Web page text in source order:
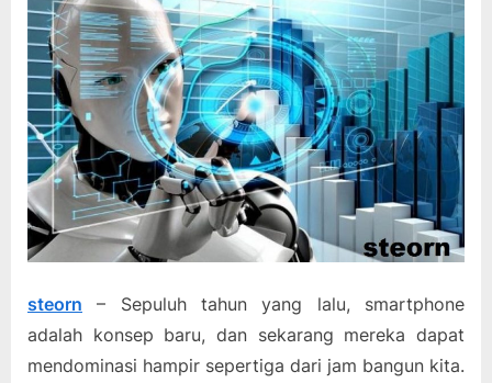
steorn – Sepuluh tahun yang lalu, smartphone
adalah konsep baru, dan sekarang mereka dapat
mendominasi hampir sepertiga dari jam bangun kita.